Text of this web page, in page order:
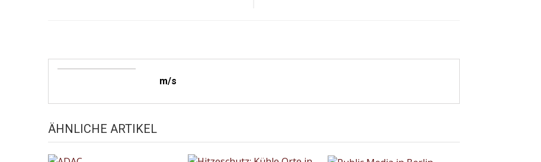
m/s
ÄHNLICHE ARTIKEL